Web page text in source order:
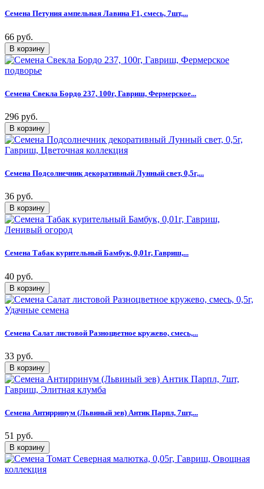
Семена Петуния ампельная Лавина F1, смесь, 7шт,...
66 руб.
Семена Свекла Бордо 237, 100г, Гавриш, Фермерское...
296 руб.
Семена Подсолнечник декоративный Лунный свет, 0,5г,...
36 руб.
Семена Табак курительный Бамбук, 0,01г, Гавриш,...
40 руб.
Семена Салат листовой Разноцветное кружево, смесь,...
33 руб.
Семена Антирринум (Львиный зев) Антик Парпл, 7шт,...
51 руб.